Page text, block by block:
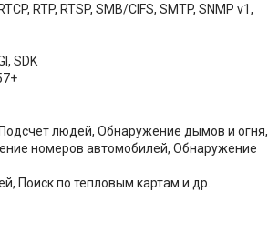
RTP, RTSP, SMB/CIFS, SMTP, SNMP v1,
SDK
людей, Обнаружение дымов и огня,
номеров автомобилей, Обнаружение
Поиск по тепловым картам и др.